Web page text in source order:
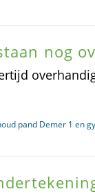
nog
pand Demer 1 en